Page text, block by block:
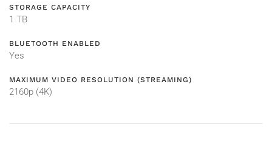
STORAGE CAPACITY
1 TB
BLUETOOTH ENABLED
Yes
MAXIMUM VIDEO RESOLUTION (STREAMING)
2160p (4K)